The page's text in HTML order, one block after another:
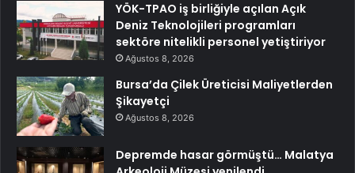
YÖK-TPAO iş birliğiyle açılan Açık
Deniz Teknolojileri programları
sektöre nitelikli personel yetiştiriyor
Ağustos 8, 2026
Bursa’da Çilek Üreticisi Maliyetlerden
Şikayetçi
Ağustos 8, 2026
Depremde hasar görmüştü… Malatya